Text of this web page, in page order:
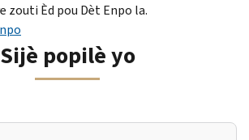
zouti Èd pou Dèt Enpo la.
Sijè popilè yo